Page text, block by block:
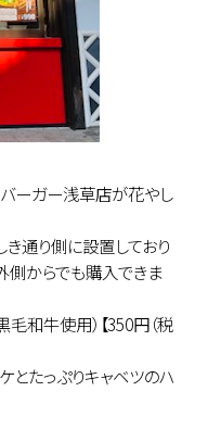
バーガー浅草店が花やし
通り側に設置しており
側からでも購入できま
和牛使用）【350円（税
とたっぷりキャベツのハ